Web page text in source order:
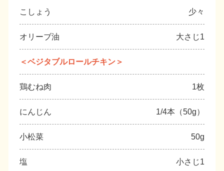
こしょう 少々
オリーブ油 大さじ1
＜ベジタブルロールチキン＞
鶏むね肉 1枚
にんじん 1/4本（50g）
小松菜 50g
塩 小さじ1